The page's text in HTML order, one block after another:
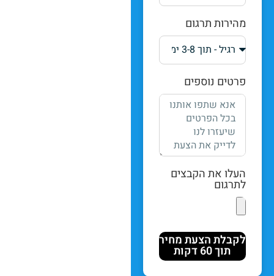
מהירות תרגום
פרטים נוספים
העלו את הקבצים
לתרגום
לקבלת הצעת מחיר
תוך 60 דקות